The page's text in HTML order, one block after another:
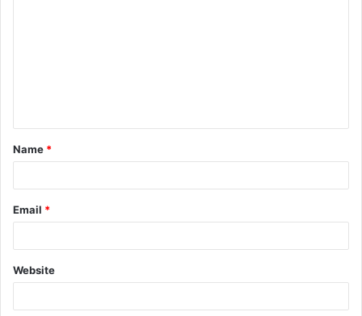
t
*
Name *
Email *
Website